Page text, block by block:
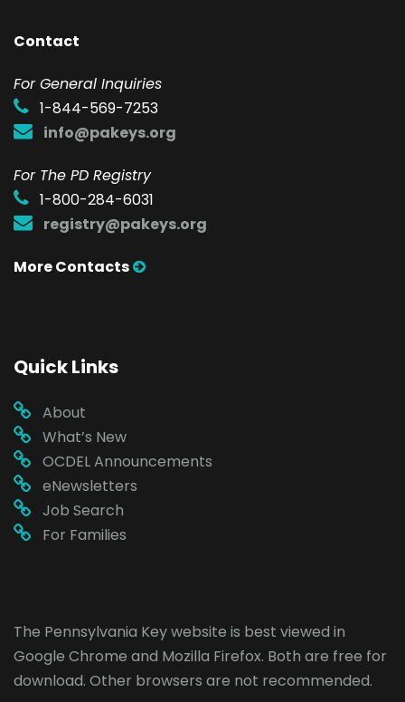
Contact
For General Inquiries
1-844-569-7253
info@pakeys.org
For The PD Registry
1-800-284-6031
registry@pakeys.org
More Contacts
Quick Links
About
What’s New
OCDEL Announcements
eNewsletters
Job Search
For Families
The Pennsylvania Key website is best viewed in
Google Chrome and Mozilla Firefox. Both are free for
download. Other browsers are not recommended.